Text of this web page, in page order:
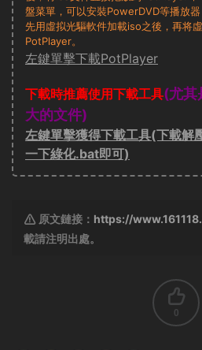
盤菜單，可以安裝PowerDVD等播放
先用虛拟光驅軟件加載iso之後，再将
PotPlayer。
左鍵單擊下載PotPlayer
下載時推薦使用下載工具(尤其
大的文件)
左鍵單擊獲得下載工具(下載解
一下綠化.bat即可)
原文鏈接： https://
載請注明出處。
0